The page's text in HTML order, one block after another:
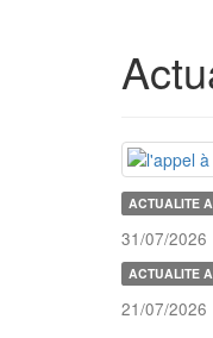
ACTUALITE
31/07/2026
ACTUALITE
21/07/2026